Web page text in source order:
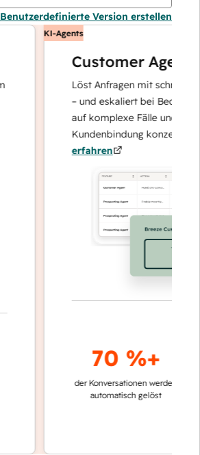
Benutzerdefinierte Version erstellen
KI-Agents
Customer Agent
Löst Anfragen mit schnellen,
– und eskaliert bei Bedarf,
auf komplexe Fälle und den
Kundenbindung konzentrieren
erfahren
70 %+
der Konversationen werden
automatisch gelöst